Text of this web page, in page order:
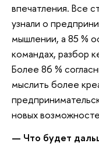
впечатления. Все
узнали о
мышлении, а 85 %
командах, разбор
Более 86 %
мыслить более
новых
— Что будет